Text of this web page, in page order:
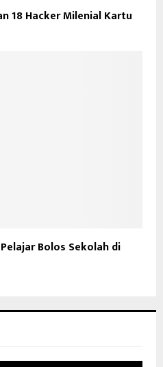
18 Hacker Milenial Kartu
Bolos Sekolah di